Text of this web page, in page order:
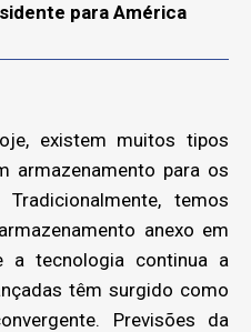
para América
existem muitos tipos
armazenamento para os
temos
anexo em
a tecnologia continua a
têm surgido como
Previsões da